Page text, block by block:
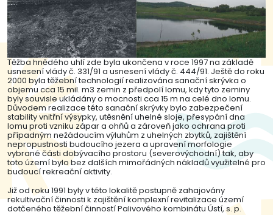
Těžba hnědého uhlí zde byla ukončena v roce 1997 na základě
usnesení vlády č. 331/91 a usnesení vlády č. 444/91. Ještě do roku
2000 byla těžební technologií realizována sanační skrývka o
objemu cca 15 mil. m3 zemin z předpolí lomu, kdy tyto zeminy
byly souvisle ukládány o mocnosti cca 15 m na celé dno lomu.
Důvodem realizace této sanační skrývky bylo zabezpečení
stability vnitřní výsypky, utěsnění uhelné sloje, přesypání dna
lomu proti vzniku zápar a ohňů a zároveň jako ochrana proti
případným nežádoucím výluhům z uhelných zbytků, zajištění
nepropustnosti budoucího jezera a upravení morfologie
vybrané části dobývacího prostoru (severovýchodní) tak, aby
toto území bylo bez dalších mimořádných nákladů využitelné pro
budoucí rekreační aktivity.
Již od roku 1991 byly v této lokalitě postupně zahajovány
rekultivační činnosti k zajištění komplexní revitalizace území
dotčeného těžební činností Palivového kombinátu Ústí, s. p.